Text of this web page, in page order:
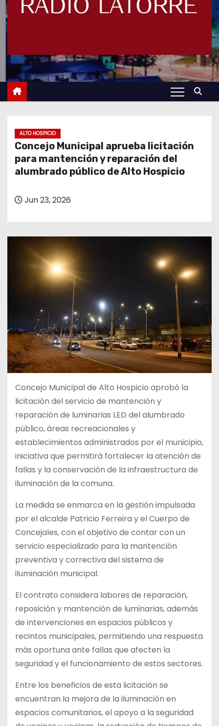
ALTO HOSPICIO
Concejo Municipal aprueba licitación
para mantención y reparación del
alumbrado público de Alto Hospicio
Jun 23, 2026
Concejo Municipal de Alto Hospicio aprobó la
licitación del servicio de mantención y
reparación de luminarias LED del alumbrado
público, áreas recreacionales y
establecimientos administrados por el municipio,
iniciativa que permitirá fortalecer la atención de
fallas y la conservación de la infraestructura de
iluminación de la comuna.
La medida se enmarca en la gestión impulsada
por el alcalde Patricio Ferreira y el Cuerpo de
Concejales, con el objetivo de contar con un
servicio especializado para la mantención
preventiva y correctiva del sistema de
iluminación municipal.
El contrato considera labores de reparación,
reposición y mantención de luminarias, además
de intervenciones en espacios públicos y
recintos municipales, permitiendo una respuesta
más oportuna ante fallas que afecten la
seguridad y el funcionamiento de estos sectores.
Entre los beneficios de esta licitación se
encuentran la mejora de la iluminación en
espacios comunitarios, el apoyo a la seguridad